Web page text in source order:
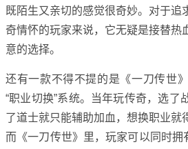
既陌生又亲切的感觉很奇妙。对于追
奇情怀的玩家来说，它无疑是接替热
意的选择。
还有一款不得不提的是《一刀传世
“职业切换”系统。当年玩传奇，选了
了道士就只能辅助加血，想换职业就
而《一刀传世》里，玩家可以同时拥